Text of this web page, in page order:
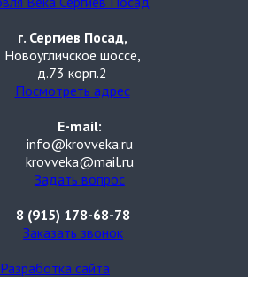
г. Сергиев Посад,
Новоугличское шоссе,
д.73 корп.2
Посмотреть адрес
E-mail:
info@krovveka.ru
krovveka@mail.ru
Задать вопрос
8 (915) 178-68-78
Заказать звонок
Разработка сайта